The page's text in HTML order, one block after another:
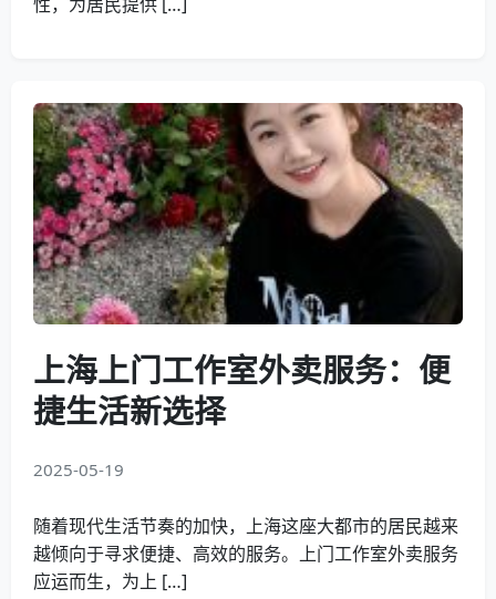
上海上门工作室外卖服务：便
捷生活新选择
2025-05-19
随着现代生活节奏的加快，上海这座大都市的居民越来
越倾向于寻求便捷、高效的服务。上门工作室外卖服务
应运而生，为上 […]